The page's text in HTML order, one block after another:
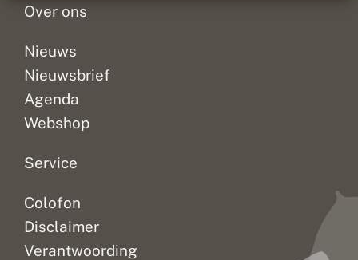
Over ons
Nieuws
Nieuwsbrief
Agenda
Webshop
Service
Colofon
Disclaimer
Verantwoording